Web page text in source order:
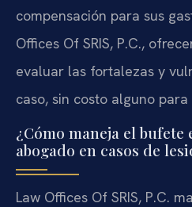
compensación para sus
Offices Of SRIS, P.C.,
evaluar las fortalezas y
caso, sin costo alguno para
¿Cómo maneja el bufete
abogado en casos de
Law Offices Of SRIS, P.C.